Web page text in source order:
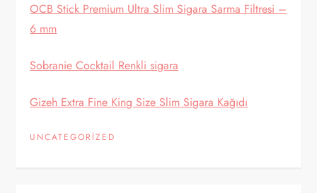
OCB Stick Premium Ultra Slim Sigara Sarma Filtresi –
6 mm
Sobranie Cocktail Renkli sigara
Gizeh Extra Fine King Size Slim Sigara Kağıdı
UNCATEGORIZED